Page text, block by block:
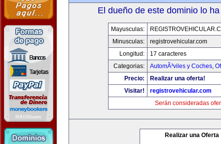
El dueño de este dominio lo
Mayusculas:
Minusculas:
registrovehicular.com
Longitud:
17 caracteres
Categorias:
AutomÃ³viles y Coches,
Precio:
Realizar una oferta!
Visitar!
registrovehicular.com
Serán consideradas
Realizar una Oferta